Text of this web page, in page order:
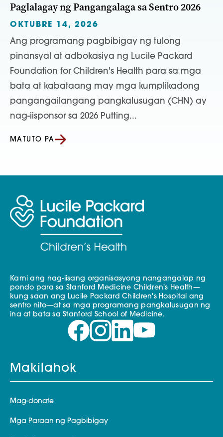
Paglalagay ng Pangangalaga sa Sentro 2026
OKTUBRE 14, 2026
Ang programang pagbibigay ng tulong
pinansyal at adbokasiya ng Lucile Packard
Foundation for Children's Health para sa mga
bata at kabataang may mga kumplikadong
pangangailangang pangkalusugan (CHN) ay
nag-iisponsor sa 2026 Putting...
MATUTO PA
Kami ang nag-iisang organisasyong nangangalap ng
pondo para sa Stanford Medicine Children's Health—
kung saan ang Lucile Packard Children's Hospital ang
sentro nito—at sa mga programang pangkalusugan ng
ina at bata sa Stanford School of Medicine.
Makilahok
Mag-donate
Mga Paraan ng Pagbibigay